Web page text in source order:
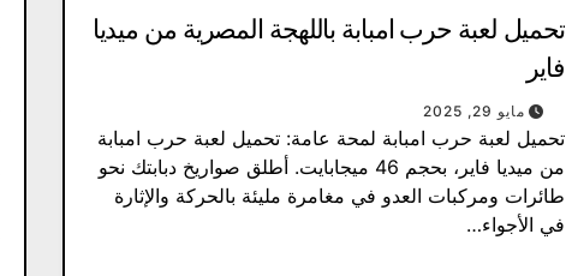
تحميل لعبة حرب امبابة باللهجة المصرية من ميديا
فاير
مايو 29, 2025
تحميل لعبة حرب امبابة لمحة عامة: تحميل لعبة حرب امبابة
من ميديا ​​فاير، بحجم 46 ميجابايت. أطلق صواريخ دبابتك نحو
طائرات ومركبات العدو في مغامرة مليئة بالحركة والإثارة
في الأجواء…